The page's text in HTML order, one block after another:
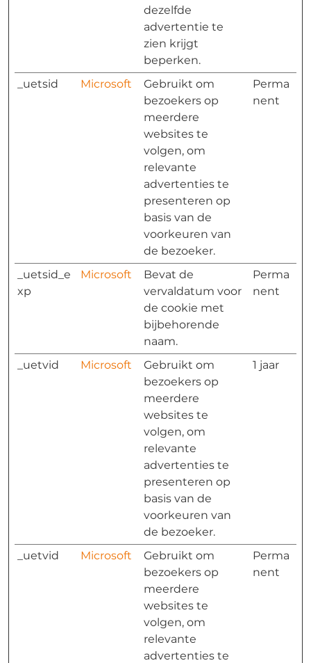
dezelfde
advertentie te
zien krijgt
beperken.
_uetsid Microsoft
Gebruikt om
bezoekers op
meerdere
websites te
volgen, om
relevante
advertenties te
presenteren op
basis van de
voorkeuren van
de bezoeker.
Perma
nent
_uetsid_e
xp
Microsoft
Bevat de
vervaldatum voor
de cookie met
bijbehorende
naam.
Perma
nent
_uetvid Microsoft
Gebruikt om
bezoekers op
meerdere
websites te
volgen, om
relevante
advertenties te
presenteren op
basis van de
voorkeuren van
de bezoeker.
1 jaar
_uetvid Microsoft
Gebruikt om
bezoekers op
meerdere
websites te
volgen, om
relevante
advertenties te
Perma
nent